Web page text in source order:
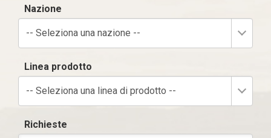
Nazione
-- Seleziona una nazione --
Linea prodotto
-- Seleziona una linea di prodotto --
Richieste